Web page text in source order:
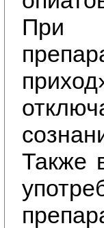
При
Также